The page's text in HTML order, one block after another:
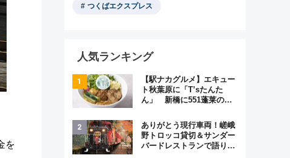
を
つくばエクスプレス
人気ランキング
【駅ナカグルメ】エキュー
ト秋葉原に「T’sたんた
ん」 新橋に551蓬莱の
オムライス専門店「肉とた
まご」新グルメ続々登場！
【2026年8月】
ありがとう現行車両！嵯峨
野トロッコ貸切＆サンダー
バードレストランで語り合